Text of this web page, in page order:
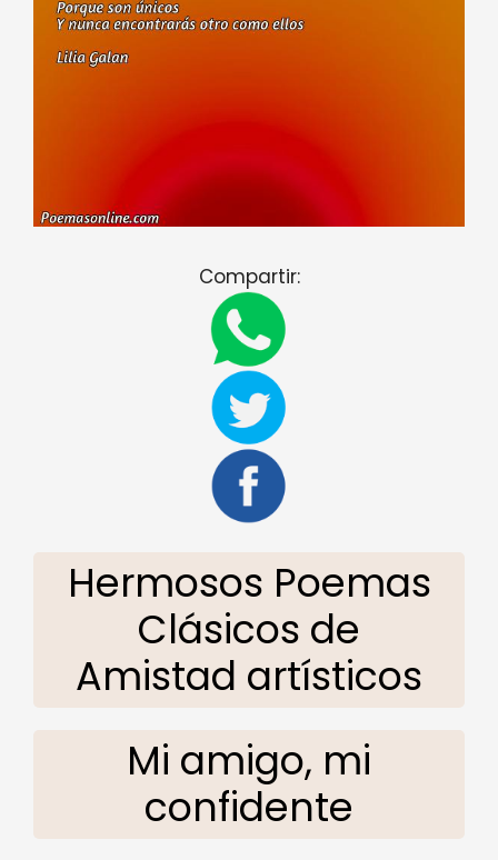
Compartir:
Hermosos Poemas
Clásicos de
Amistad artísticos
Mi amigo, mi
confidente